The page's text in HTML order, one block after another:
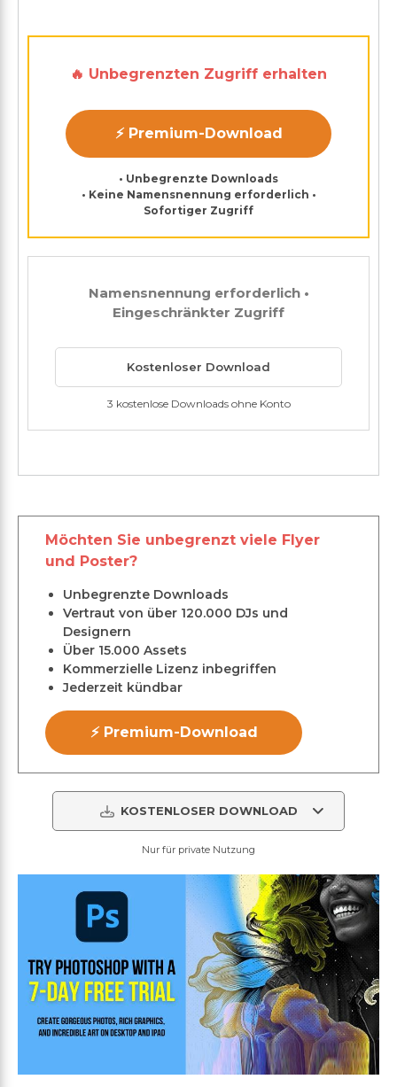
🔥 Unbegrenzten Zugriff erhalten
⚡ Premium-Download
• Unbegrenzte Downloads
• Keine Namensnennung erforderlich •
Sofortiger Zugriff
Namensnennung erforderlich •
Eingeschränkter Zugriff
Kostenloser Download
3 kostenlose Downloads ohne Konto
Möchten Sie unbegrenzt viele Flyer
und Poster?
Unbegrenzte Downloads
Vertraut von über 120.000 DJs und
Designern
Über 15.000 Assets
Kommerzielle Lizenz inbegriffen
Jederzeit kündbar
⚡ Premium-Download
KOSTENLOSER DOWNLOAD
Nur für private Nutzung